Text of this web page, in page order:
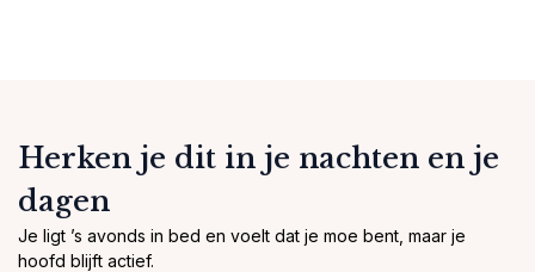
Herken je dit in je nachten en je
dagen
Je ligt ’s avonds in bed en voelt dat je moe bent, maar je
hoofd blijft actief.